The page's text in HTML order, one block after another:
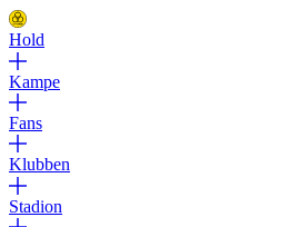
Hold
Kampe
Fans
Klubben
Stadion